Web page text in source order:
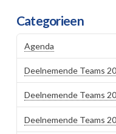
Categorieen
Agenda
Deelnemende Teams
Deelnemende Teams
Deelnemende Teams